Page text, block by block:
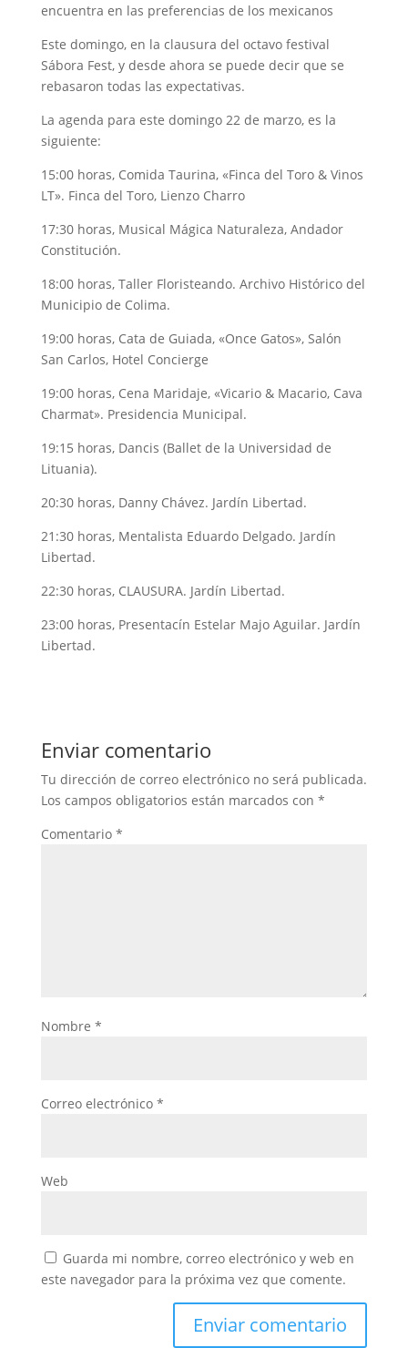
encuentra en las preferencias de los mexicanos
Este domingo, en la clausura del octavo festival
Sábora Fest, y desde ahora se puede decir que se
rebasaron todas las expectativas.
La agenda para este domingo 22 de marzo, es la
siguiente:
15:00 horas, Comida Taurina, «Finca del Toro & Vinos
LT». Finca del Toro, Lienzo Charro
17:30 horas, Musical Mágica Naturaleza, Andador
Constitución.
18:00 horas, Taller Floristeando. Archivo Histórico del
Municipio de Colima.
19:00 horas, Cata de Guiada, «Once Gatos», Salón
San Carlos, Hotel Concierge
19:00 horas, Cena Maridaje, «Vicario & Macario, Cava
Charmat». Presidencia Municipal.
19:15 horas, Dancis (Ballet de la Universidad de
Lituania).
20:30 horas, Danny Chávez. Jardín Libertad.
21:30 horas, Mentalista Eduardo Delgado. Jardín
Libertad.
22:30 horas, CLAUSURA. Jardín Libertad.
23:00 horas, Presentacín Estelar Majo Aguilar. Jardín
Libertad.
Enviar comentario
Tu dirección de correo electrónico no será publicada.
Los campos obligatorios están marcados con *
Comentario *
Nombre *
Correo electrónico *
Web
Guarda mi nombre, correo electrónico y web en
este navegador para la próxima vez que comente.